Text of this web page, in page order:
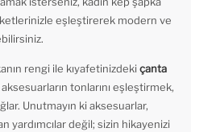
eşleştirerek modern ve
rengi ile kıyafetinizdeki çanta
tonlarını eşleştirmek,
Unutmayın ki aksesuarlar,
yardımcılar değil; sizin hikayenizi